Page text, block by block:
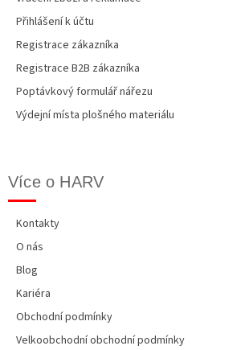
Přihlášení k účtu
Registrace zákazníka
Registrace B2B zákazníka
Poptávkový formulář nářezu
Výdejní místa plošného materiálu
Více o HARV
Kontakty
O nás
Blog
Kariéra
Obchodní podmínky
Velkoobchodní obchodní podmínky